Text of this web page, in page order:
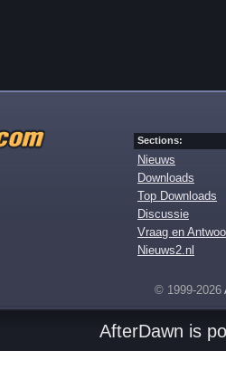
Sections:
Nieuws
Downloads
Top Downloads
Discussie
Vraag en
Nieuws2.nl
© 1999-2026
AfterDawn is